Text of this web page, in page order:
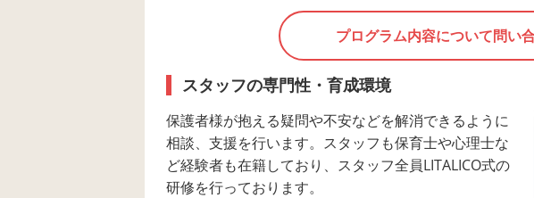
プログラム内容について問い
スタッフの専門性・育成環境
保護者様が抱える疑問や不安などを解消できるように
相談、支援を行います。スタッフも保育士や心理士な
ど経験者も在籍しており、スタッフ全員LITALICO式の
研修を行っております。